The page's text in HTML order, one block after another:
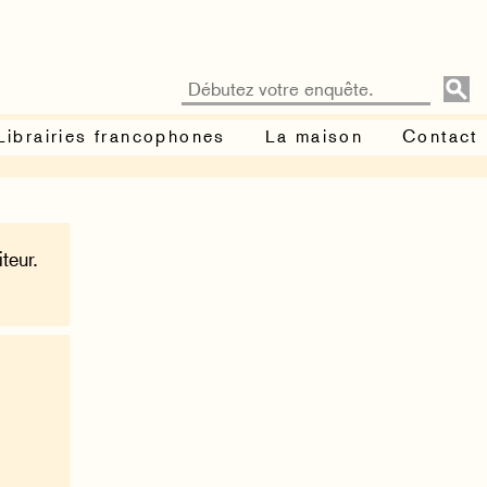
francophones La maison Contact